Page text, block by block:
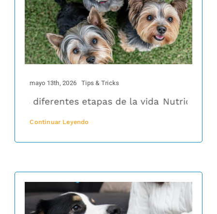
mayo 13th, 2026 Tips & Tricks
las diferentes etapas de la vida Nutrición en
Continuar Leyendo